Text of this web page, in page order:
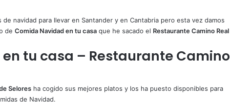
de navidad para llevar en Santander y en Cantabria pero esta vez damos
de Comida Navidad en tu casa que he sacado el Restaurante Camino Real
tu casa – Restaurante Camino
Selores ha cogido sus mejores platos y los ha puesto disponibles para
de Navidad.